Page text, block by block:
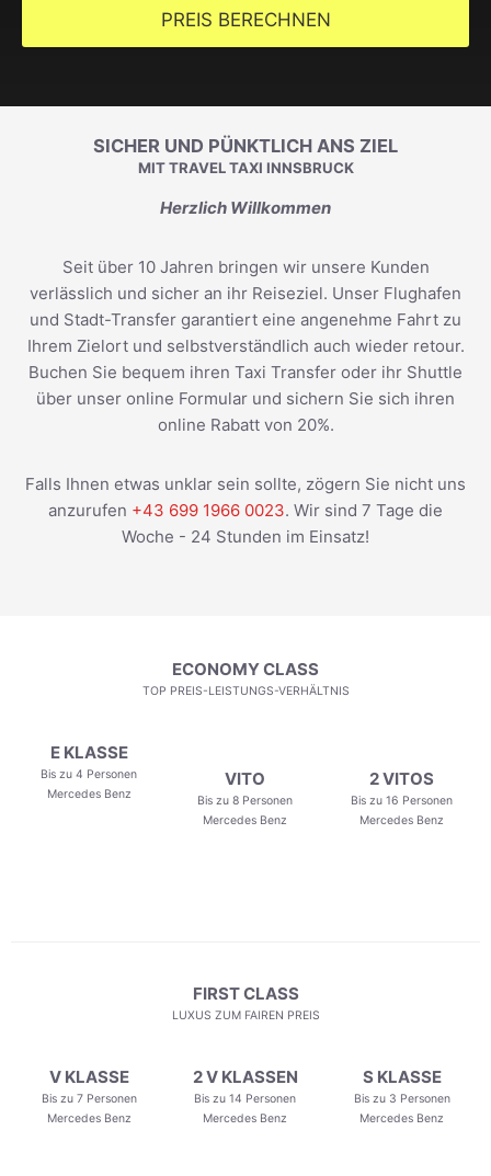
PREIS BERECHNEN
SICHER UND PÜNKTLICH ANS ZIEL
MIT TRAVEL TAXI INNSBRUCK
Herzlich Willkommen
Seit über 10 Jahren bringen wir unsere Kunden
verlässlich und sicher an ihr Reiseziel. Unser Flughafen
und Stadt-Transfer garantiert eine angenehme Fahrt zu
Ihrem Zielort und selbstverständlich auch wieder retour.
Buchen Sie bequem ihren Taxi Transfer oder ihr Shuttle
über unser online Formular und sichern Sie sich ihren
online Rabatt von 20%.
Falls Ihnen etwas unklar sein sollte, zögern Sie nicht uns
anzurufen +43 699 1966 0023. Wir sind 7 Tage die
Woche - 24 Stunden im Einsatz!
ECONOMY CLASS
TOP PREIS-LEISTUNGS-VERHÄLTNIS
E KLASSE
Bis zu 4 Personen
Mercedes Benz
VITO
Bis zu 8 Personen
Mercedes Benz
2 VITOS
Bis zu 16 Personen
Mercedes Benz
FIRST CLASS
LUXUS ZUM FAIREN PREIS
V KLASSE
Bis zu 7 Personen
Mercedes Benz
2 V KLASSEN
Bis zu 14 Personen
Mercedes Benz
S KLASSE
Bis zu 3 Personen
Mercedes Benz